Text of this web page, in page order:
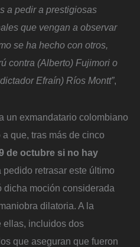
a pedir a prestigiosas
que vengan a observar
se ha hecho con otros,
contra (Alberto) Fujimori o
Efraín) Ríos Montt”,
un exmandatario colombiano
que, tras más de cinco
de octubre si no hay
pedido retrasar este último
moción considerada
dilatoria. A la
ellas, incluidos dos
que aseguran que fueron